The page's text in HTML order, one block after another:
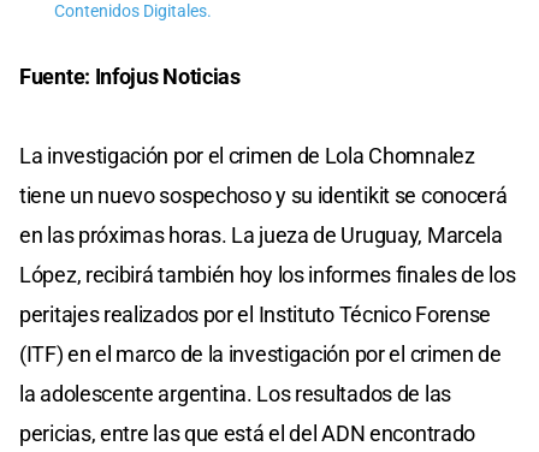
Contenidos Digitales.
Fuente: Infojus Noticias
La investigación por el crimen de Lola Chomnalez
tiene un nuevo sospechoso y su identikit se conocerá
en las próximas horas. La jueza de Uruguay, Marcela
López, recibirá también hoy los informes finales de los
peritajes realizados por el Instituto Técnico Forense
(ITF) en el marco de la investigación por el crimen de
la adolescente argentina. Los resultados de las
pericias, entre las que está el del ADN encontrado